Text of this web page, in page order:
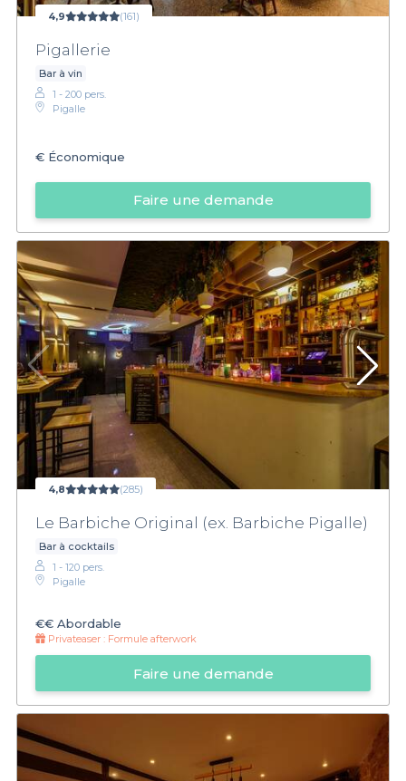
4,9 (161)
Pigallerie
Bar à vin
1 - 200 pers.
Pigalle
€ Économique
Faire une demande
4,8 (285)
Le Barbiche Original (ex. Barbiche Pigalle)
Bar à cocktails
1 - 120 pers.
Pigalle
€€ Abordable
Privateaser : Formule afterwork
Faire une demande